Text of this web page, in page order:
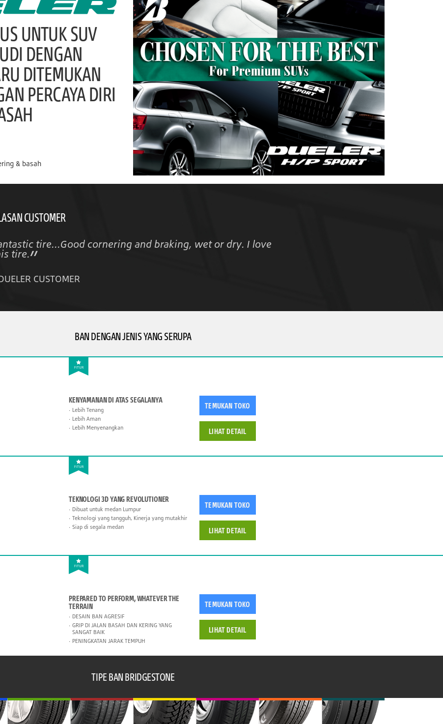
UNTUK SUV
DENGAN
DITEMUKAN
PERCAYA DIRI
& basah
CUSTOMER
tire...Good cornering and braking, wet or dry. I love
tire.
CUSTOMER
BAN DENGAN JENIS YANG SERUPA
FITUR
KENYAMANAN DI ATAS SEGALANYA
Lebih Tenang
Lebih Aman
Lebih Menyenangkan
TEMUKAN TOKO
LIHAT DETAIL
FITUR
TEKNOLOGI 3D YANG REVOLUTIONER
Dibuat untuk medan Lumpur
Teknologi yang tangguh, Kinerja yang mutakhir
Siap di segala medan
TEMUKAN TOKO
LIHAT DETAIL
FITUR
PREPARED TO PERFORM, WHATEVER THE
TERRAIN
DESAIN BAN AGRESIF
GRIP DI JALAN BASAH DAN KERING YANG
SANGAT BAIK
PENINGKATAN JARAK TEMPUH
TEMUKAN TOKO
LIHAT DETAIL
TIPE BAN BRIDGESTONE